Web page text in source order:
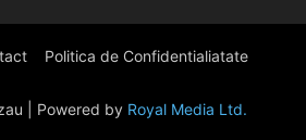
Politica de Confidentialiatate
| Powered by Royal Media Ltd.